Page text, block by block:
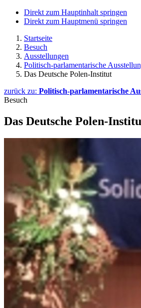
Direkt zum Hauptinhalt springen
Direkt zum Hauptmenü springen
Startseite
Besuch
Ausstellungen
Politisch-parlamentarische
Das Deutsche Polen-Institut
zurück zu: Politisch-parlamentarische
Besuch
Das Deutsche Polen-